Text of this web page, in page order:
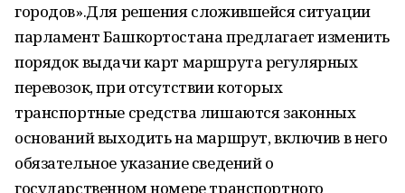
городов».Для решения сложившейся ситуации
парламент Башкортостана предлагает изменить
порядок выдачи карт маршрута регулярных
перевозок, при отсутствии которых
транспортные средства лишаются законных
оснований выходить на маршрут, включив в него
обязательное указание сведений о
государственном номере транспортного